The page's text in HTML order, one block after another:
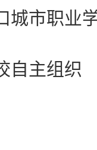
市职业
主组织